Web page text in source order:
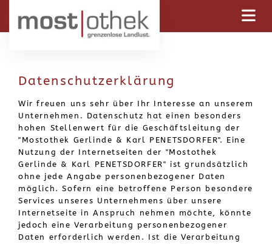
Datenschutzerklärung
Wir freuen uns sehr über Ihr Interesse an unserem
Unternehmen. Datenschutz hat einen besonders
hohen Stellenwert für die Geschäftsleitung der
"Mostothek Gerlinde & Karl PENETSDORFER". Eine
Nutzung der Internetseiten der "Mostothek
Gerlinde & Karl PENETSDORFER" ist grundsätzlich
ohne jede Angabe personenbezogener Daten
möglich. Sofern eine betroffene Person besondere
Services unseres Unternehmens über unsere
Internetseite in Anspruch nehmen möchte, könnte
jedoch eine Verarbeitung personenbezogener
Daten erforderlich werden. Ist die Verarbeitung